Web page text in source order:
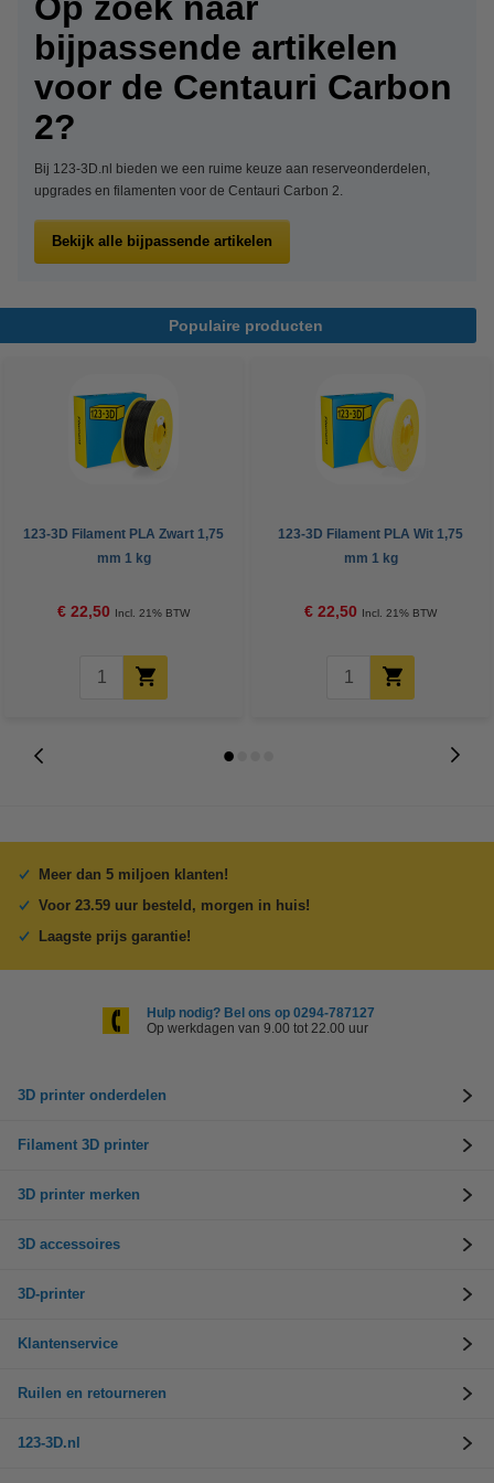
bijpassende artikelen
voor de Centauri Carbon
2?
Bij 123-3D.nl bieden we een ruime keuze aan reserveonderdelen,
upgrades en filamenten voor de Centauri Carbon 2.
Bekijk alle bijpassende artikelen
Populaire producten
123-3D Filament PLA Zwart 1,75
mm 1 kg
€ 22,50 Incl. 21% BTW
123-3D Filament PLA Wit 1,75
mm 1 kg
€ 22,50 Incl. 21% BTW
Meer dan 5 miljoen klanten!
Voor 23.59 uur besteld, morgen in huis!
Laagste prijs garantie!
Hulp nodig? Bel ons op 0294-787127
Op werkdagen van 9.00 tot 22.00 uur
3D printer onderdelen
Filament 3D printer
3D printer merken
3D accessoires
3D-printer
Klantenservice
Ruilen en retourneren
123-3D.nl